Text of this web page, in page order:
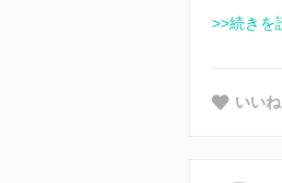
>>続きを
いいね